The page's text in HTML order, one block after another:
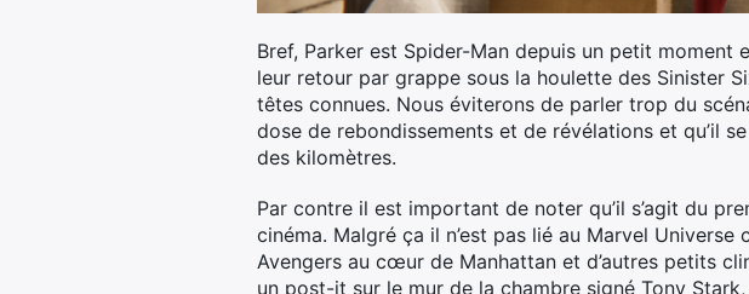
Bref, Parker est Spider-Man depuis un petit
leur retour par grappe sous la houlette des Sinister
têtes connues. Nous éviterons de parler trop du
dose de rebondissements et de révélations et qu’il
des kilomètres.
Par contre il est important de noter qu’il s’agit du
cinéma. Malgré ça il n’est pas lié au Marvel
Avengers au cœur de Manhattan et d’autres petits
un post-it sur le mur de la chambre signé Tony